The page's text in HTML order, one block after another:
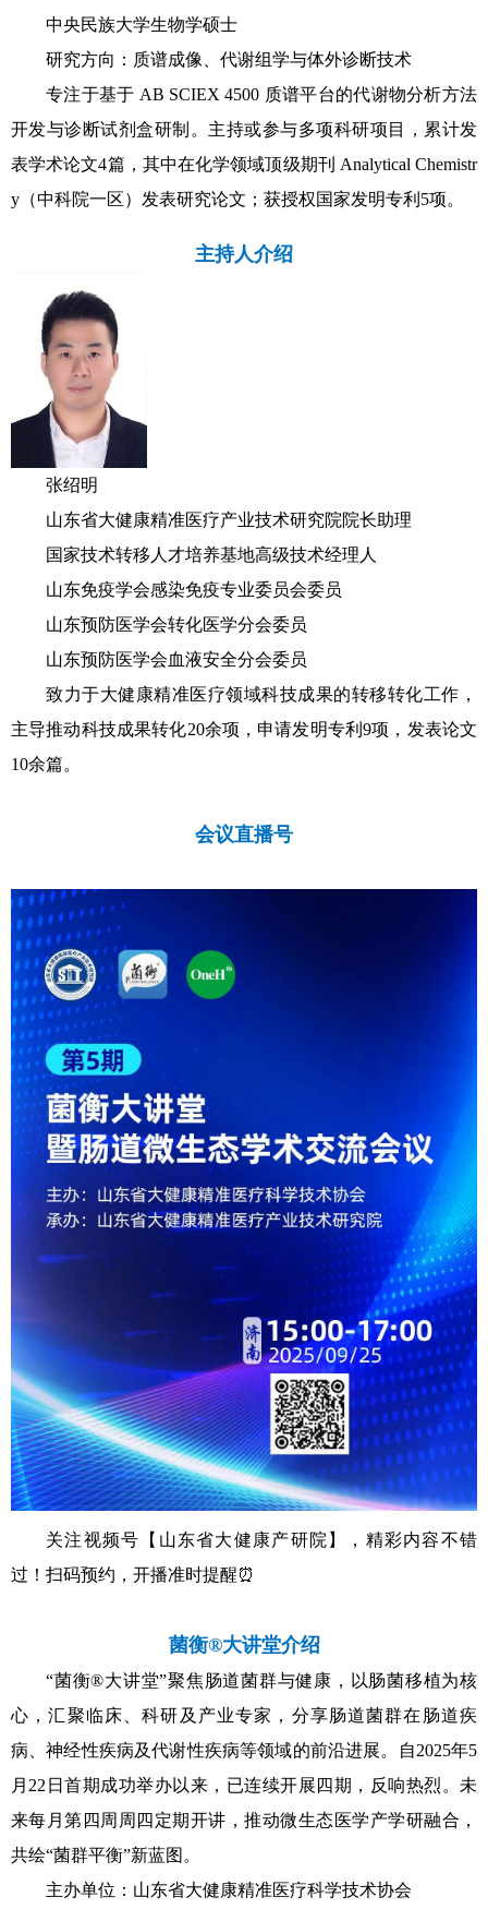
中央民族大学生物学硕士
研究方向：质谱成像、代谢组学与体外诊断技术
专注于基于 AB SCIEX 4500 质谱平台的代谢物分析方法
开发与诊断试剂盒研制。主持或参与多项科研项目，累计发
表学术论文4篇，其中在化学领域顶级期刊 Analytical Chemistr
y（中科院一区）发表研究论文；获授权国家发明专利5项。
主持人介绍
张绍明
山东省大健康精准医疗产业技术研究院院长助理
国家技术转移人才培养基地高级技术经理人
山东免疫学会感染免疫专业委员会委员
山东预防医学会转化医学分会委员
山东预防医学会血液安全分会委员
致力于大健康精准医疗领域科技成果的转移转化工作，
主导推动科技成果转化20余项，申请发明专利9项，发表论文
10余篇。
会议直播号
关注视频号【山东省大健康产研院】，精彩内容不错
过！扫码预约，开播准时提醒⏰
菌衡®大讲堂介绍
“菌衡®大讲堂”聚焦肠道菌群与健康，以肠菌移植为核
心，汇聚临床、科研及产业专家，分享肠道菌群在肠道疾
病、神经性疾病及代谢性疾病等领域的前沿进展。自2025年5
月22日首期成功举办以来，已连续开展四期，反响热烈。未
来每月第四周周四定期开讲，推动微生态医学产学研融合，
共绘“菌群平衡”新蓝图。
主办单位：山东省大健康精准医疗科学技术协会